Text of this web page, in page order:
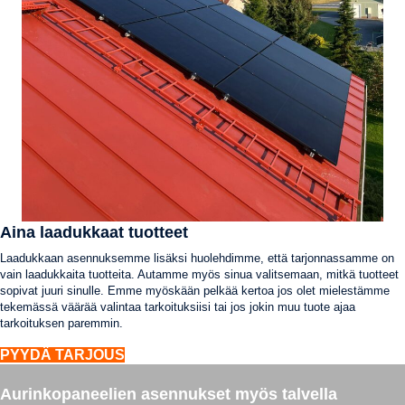
Aina laadukkaat tuotteet
Laadukkaan asennuksemme lisäksi huolehdimme, että tarjonnassamme on
vain laadukkaita tuotteita. Autamme myös sinua valitsemaan, mitkä tuotteet
sopivat juuri sinulle. Emme myöskään pelkää kertoa jos olet mielestämme
tekemässä väärää valintaa tarkoituksiisi tai jos jokin muu tuote ajaa
tarkoituksen paremmin.
PYYDÄ TARJOUS
Aurinkopaneelien asennukset myös talvella